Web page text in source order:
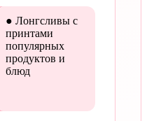
● Лонгсливы с
принтами
популярных
продуктов и
блюд